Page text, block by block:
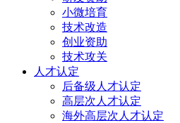
小微培育
技术改造
创业资助
技术攻关
人才认定
后备级人才认定
高层次人才认定
海外高层次人才认定